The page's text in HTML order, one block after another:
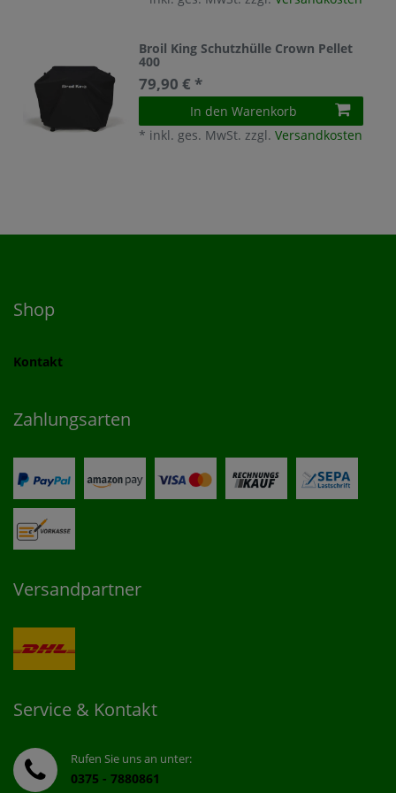
Broil King Schutzhülle Crown Pellet
400
79,90 € *
In den Warenkorb
* inkl. ges. MwSt. zzgl.Versandkosten
Shop
Kontakt
Zahlungsarten
Versandpartner
Service & Kontakt
Rufen Sie uns an unter:
0375 - 7880861